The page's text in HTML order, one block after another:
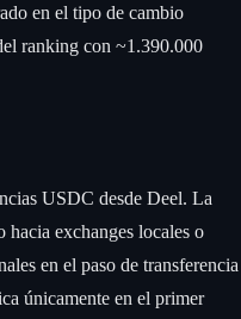
en el tipo de cambio
ranking con ~1.390.000
USDC desde Deel. La
exchanges locales o
en el paso de transferencia
únicamente en el primer